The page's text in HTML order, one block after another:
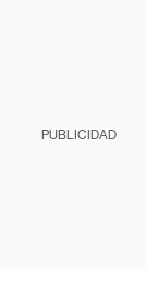
PUBLICIDAD